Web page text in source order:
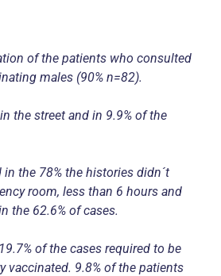
of the patients who consulted
males (90% n=82).
the street and in 9.9% of the
the 78% the histories didn´t
room, less than 6 hours and
the 62.6% of cases.
of the cases required to be
vaccinated. 9.8% of the patients